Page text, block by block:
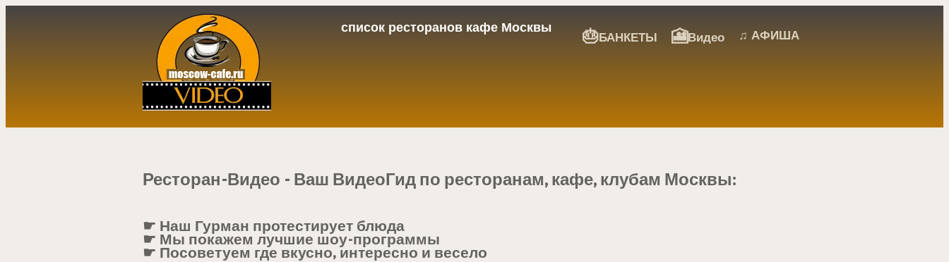
список ресторанов кафе Москвы 🎂БАНКЕТЫ 🎦Видео ♫ АФИША
Ресторан-Видео - Ваш ВидеоГид по ресторанам, кафе, клубам Москвы:
☛ Наш Гурман протестирует блюда
☛ Мы покажем лучшие шоу-программы
☛ Посоветуем где вкусно, интересно и весело